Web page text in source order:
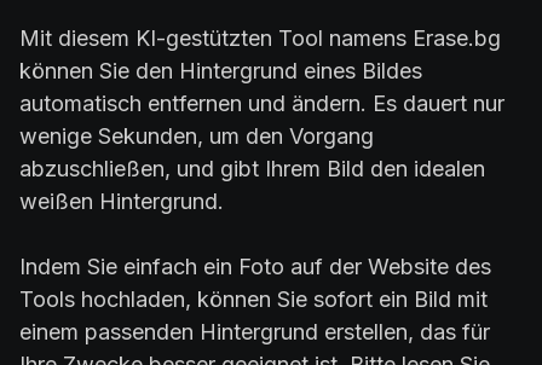
Mit diesem KI-gestützten Tool namens Erase.bg
können Sie den Hintergrund eines Bildes
automatisch entfernen und ändern. Es dauert nur
wenige Sekunden, um den Vorgang
abzuschließen, und gibt Ihrem Bild den idealen
weißen Hintergrund.
Indem Sie einfach ein Foto auf der Website des
Tools hochladen, können Sie sofort ein Bild mit
einem passenden Hintergrund erstellen, das für